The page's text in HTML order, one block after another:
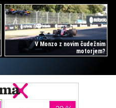
V Monzo z novim čudežnim
motorjem?